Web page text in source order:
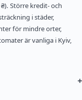
Större kredit- och
i städer,
för mindre orter,
är vanliga i Kyiv,
+